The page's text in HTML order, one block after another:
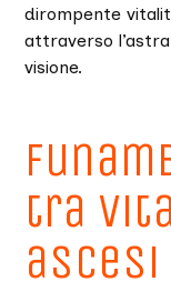
dirompente
attraverso
visione.
tra
ascesi